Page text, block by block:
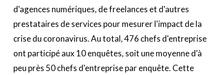
d'agences numériques, de freelances et d'autres
prestataires de services pour mesurer l'impact de la
crise du coronavirus. Au total, 476 chefs d'entreprise
ont participé aux 10 enquêtes, soit une moyenne d'à
peu près 50 chefs d'entreprise par enquête. Cette